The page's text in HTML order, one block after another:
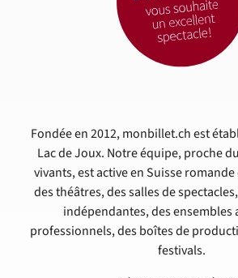
Fondée en 2012, monbillet.ch est
Lac de Joux. Notre équipe, proche
vivants, est active en Suisse
des théâtres, des salles de
indépendantes, des ensembles
professionnels, des boîtes de
festivals.